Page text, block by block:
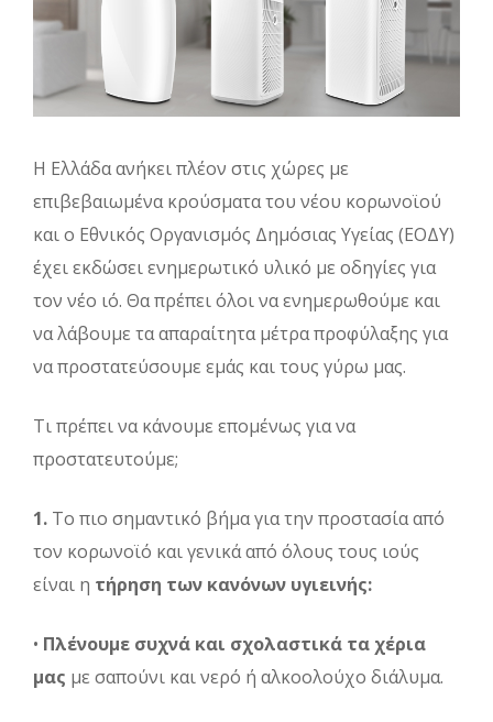
Η Ελλάδα ανήκει πλέον στις χώρες με
επιβεβαιωμένα κρούσματα του νέου κορωνοϊού
και ο Εθνικός Οργανισμός Δημόσιας Υγείας (ΕΟΔΥ)
έχει εκδώσει ενημερωτικό υλικό με οδηγίες για
τον νέο ιό. Θα πρέπει όλοι να ενημερωθούμε και
να λάβουμε τα απαραίτητα μέτρα προφύλαξης για
να προστατεύσουμε εμάς και τους γύρω μας.
Τι πρέπει να κάνουμε επομένως για να
προστατευτούμε;
1. Το πιο σημαντικό βήμα για την προστασία από
τον κορωνοϊό και γενικά από όλους τους ιούς
είναι η τήρηση των κανόνων υγιεινής:
• Πλένουμε συχνά και σχολαστικά τα χέρια
μας με σαπούνι και νερό ή αλκοολούχο διάλυμα.